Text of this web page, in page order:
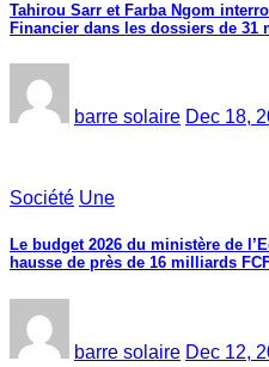
Tahirou Sarr et Farba Ngom
Financier dans les dossiers de
barre solaire Dec 18,
Société Une
Le budget 2026 du ministère de
hausse de près de 16 milliards
barre solaire Dec 12,